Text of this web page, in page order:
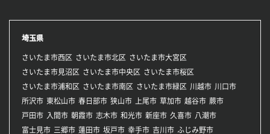
埼玉県
さいたま市西区 さいたま市北区
さいたま市大宮区
さいたま市見沼区
さいたま市中央区
さいたま市桜区
さいたま市浦和区
さいたま市南区 さいたま市緑区 川越市 川口市
所沢市 東松山市 春日部市 狭山市 上尾市 草加市 越谷市 蕨市
戸田市 入間市 朝霞市 志木市 和光市 新座市 久喜市 八潮市
富士見市 三郷市 蓮田市 坂戸市 幸手市 吉川市 ふじみ野市